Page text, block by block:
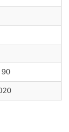
90